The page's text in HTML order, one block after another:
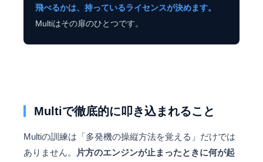
飛べるかは、持っているライセンスが決めます。
Multiはその扉のひとつです。
Multiで徹底的に叩き込まれること
Multiの訓練は「多発機の操縦方法を覚える」だけでは
ありません。
片方のエンジンが止まったときに何が起